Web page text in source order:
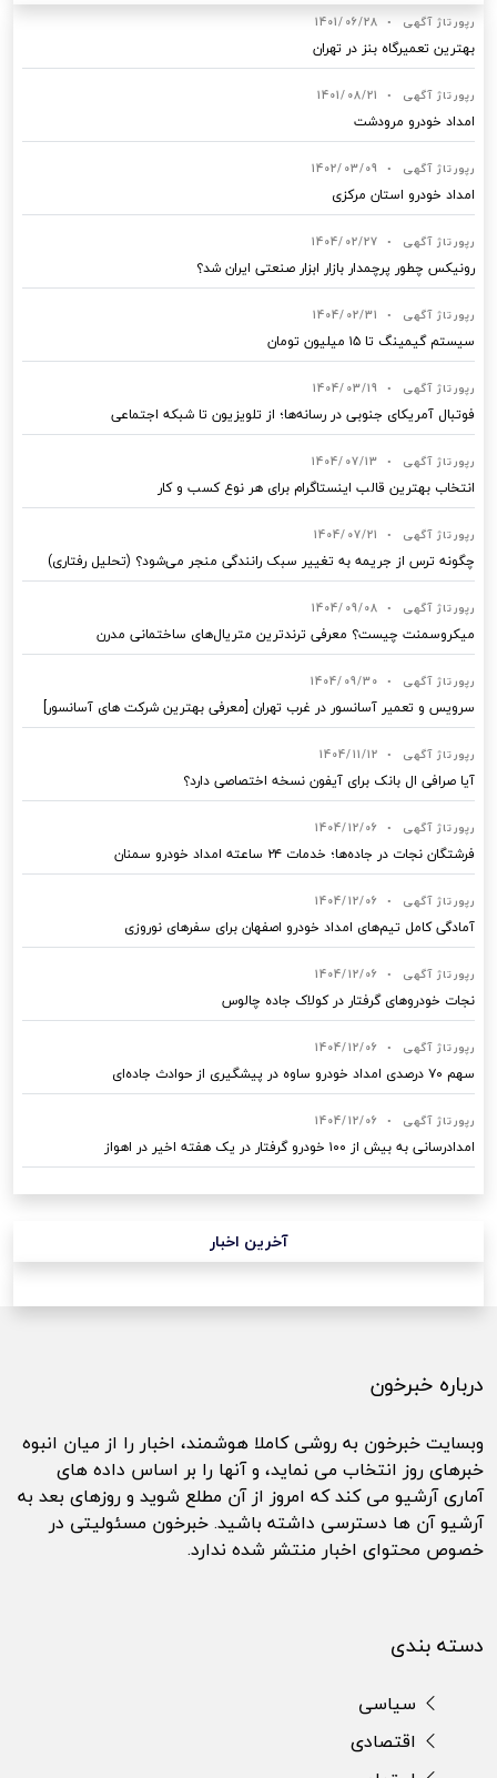
رپورتاژ آگهی 1401/06/28
بهترین تعمیرگاه بنز در تهران
رپورتاژ آگهی 1401/08/21
امداد خودرو مرودشت
رپورتاژ آگهی 1402/03/09
امداد خودرو استان مرکزی
رپورتاژ آگهی 1404/02/27
رونیکس چطور پرچمدار بازار ابزار صنعتی ایران شد؟
رپورتاژ آگهی 1404/02/31
سیستم گیمینگ تا ۱۵ میلیون تومان
رپورتاژ آگهی 1404/03/19
فوتبال آمریکای جنوبی در رسانه‌ها؛ از تلویزیون تا شبکه اجتماعی
رپورتاژ آگهی 1404/07/13
انتخاب بهترین قالب‌ اینستاگرام برای هر نوع کسب‌ و کار
رپورتاژ آگهی 1404/07/21
چگونه ترس از جریمه به تغییر سبک رانندگی منجر می‌شود؟ (تحلیل رفتاری)
رپورتاژ آگهی 1404/09/08
میکروسمنت چیست؟ معرفی ترندترین متریال‌های ساختمانی مدرن
رپورتاژ آگهی 1404/09/30
سرویس و تعمیر آسانسور در غرب تهران [معرفی بهترین شرکت های آسانسور]
رپورتاژ آگهی 1404/11/12
آیا صرافی ال بانک برای آیفون نسخه اختصاصی دارد؟
رپورتاژ آگهی 1404/12/06
فرشتگان نجات در جاده‌ها؛ خدمات ۲۴ ساعته امداد خودرو سمنان
رپورتاژ آگهی 1404/12/06
آمادگی کامل تیم‌های امداد خودرو اصفهان برای سفرهای نوروزی
رپورتاژ آگهی 1404/12/06
نجات خودروهای گرفتار در کولاک جاده چالوس
رپورتاژ آگهی 1404/12/06
سهم ۷۰ درصدی امداد خودرو ساوه در پیشگیری از حوادث جاده‌ای
رپورتاژ آگهی 1404/12/06
امدادرسانی به بیش از ۱۰۰ خودرو گرفتار در یک هفته اخیر در اهواز
آخرین اخبار
درباره خبرخون
وبسایت خبرخون به روشی کاملا هوشمند، اخبار را از میان انبوه
خبرهای روز انتخاب می نماید، و آنها را بر اساس داده های
آماری آرشیو می کند که امروز از آن مطلع شوید و روزهای بعد به
آرشیو آن ها دسترسی داشته باشید. خبرخون مسئولیتی در
خصوص محتوای اخبار منتشر شده ندارد.
دسته بندی
سیاسی
اقتصادی